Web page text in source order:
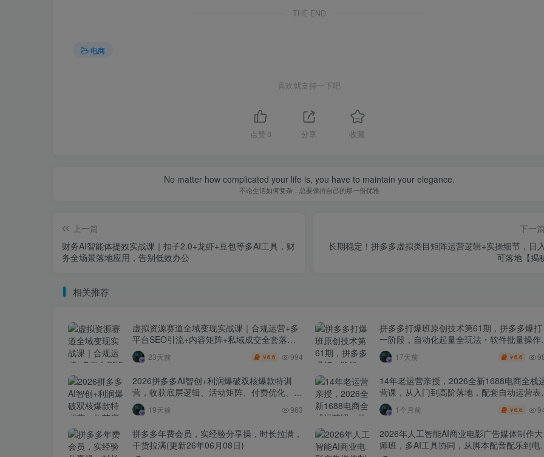
THE END
电商
喜欢就支持一下吧
点赞 0 分享 收藏
No matter how complicated your life is, you have to maintain your elegance.
不论生活如何复杂，总要保持自己的那一份优雅
上一篇
财务AI智能体提效实战课｜扣子2.0+龙虾+豆包等多AI工具，财
务全场景落地应用，告别低效办公
下一
长期稳定！拼多多虚拟类目矩阵运营逻辑+实操细节，日
可落地【揭
相关推荐
虚拟资源赛道全域变现实战课｜合规运营+多
平台SEO引流+内容矩阵+私域成交全套落地
玩法
23天前 ￥6.6 994
拼多多打爆班原创技术第61期，拼多多爆打
一阶段，自动化起量全玩法・软件批量操作
投产优化・大促矩阵实战课
17天前 ￥6.6
2026拼多多AI智创+利润爆破双核爆款特训
营，收获底层逻辑、活动矩阵、付费优化、0-
1打爆SOP
19天前 963
14年老运营亲授，2026全新1688电商全栈
营课，从入门到高阶落地，配套自动运营表
+工具包+直播诊断等
1个月前 ￥6.6
拼多多年费会员，实经验分享操，时长拉满，
干货拉满(更新26年06月08日)
2026年人工智能AI商业电影广告媒体制作大
师班，多AI工具协同，从脚本配音配乐到电